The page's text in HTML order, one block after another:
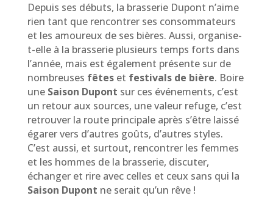
Depuis ses débuts, la brasserie Dupont n’aime
rien tant que rencontrer ses consommateurs
et les amoureux de ses bières. Aussi, organise-
t-elle à la brasserie plusieurs temps forts dans
l’année, mais est également présente sur de
nombreuses fêtes et festivals de bière. Boire
une Saison Dupont sur ces événements, c’est
un retour aux sources, une valeur refuge, c’est
retrouver la route principale après s’être laissé
égarer vers d’autres goûts, d’autres styles.
C’est aussi, et surtout, rencontrer les femmes
et les hommes de la brasserie, discuter,
échanger et rire avec celles et ceux sans qui la
Saison Dupont ne serait qu’un rêve !